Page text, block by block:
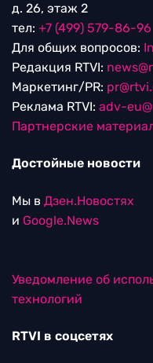
д. 26, этаж 2
тел: +7 (499) 579-86-96
Для общих вопросов:
Редакция RTVI:
Маркетинг/PR:
Реклама RTVI: adv-
Партнерские
Достойные новости
Мы в Дзен.Новостях
и Google.News
Уведомление об
технологий
RTVI в соцсетях